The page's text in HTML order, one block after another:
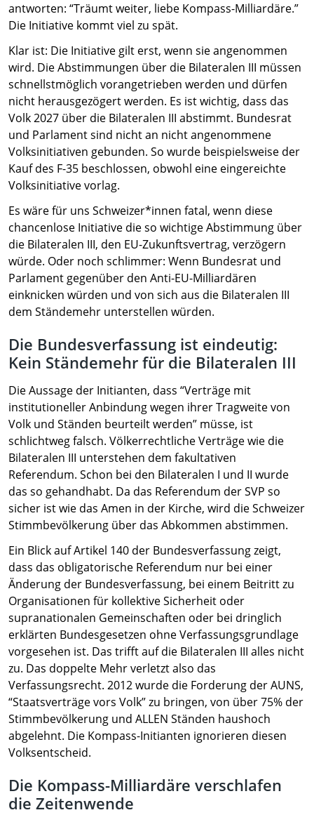
antworten: “Träumt weiter, liebe Kompass-Milliardäre.”
Die Initiative kommt viel zu spät.
Klar ist: Die Initiative gilt erst, wenn sie angenommen
wird. Die Abstimmungen über die Bilateralen III müssen
schnellstmöglich vorangetrieben werden und dürfen
nicht herausgezögert werden. Es ist wichtig, dass das
Volk 2027 über die Bilateralen III abstimmt. Bundesrat
und Parlament sind nicht an nicht angenommene
Volksinitiativen gebunden. So wurde beispielsweise der
Kauf des F-35 beschlossen, obwohl eine eingereichte
Volksinitiative vorlag.
Es wäre für uns Schweizer*innen fatal, wenn diese
chancenlose Initiative die so wichtige Abstimmung über
die Bilateralen III, den EU-Zukunftsvertrag, verzögern
würde. Oder noch schlimmer: Wenn Bundesrat und
Parlament gegenüber den Anti-EU-Milliardären
einknicken würden und von sich aus die Bilateralen III
dem Ständemehr unterstellen würden.
Die Bundesverfassung ist eindeutig:
Kein Ständemehr für die Bilateralen III
Die Aussage der Initianten, dass “Verträge mit
institutioneller Anbindung wegen ihrer Tragweite von
Volk und Ständen beurteilt werden” müsse, ist
schlichtweg falsch. Völkerrechtliche Verträge wie die
Bilateralen III unterstehen dem fakultativen
Referendum. Schon bei den Bilateralen I und II wurde
das so gehandhabt. Da das Referendum der SVP so
sicher ist wie das Amen in der Kirche, wird die Schweizer
Stimmbevölkerung über das Abkommen abstimmen.
Ein Blick auf Artikel 140 der Bundesverfassung zeigt,
dass das obligatorische Referendum nur bei einer
Änderung der Bundesverfassung, bei einem Beitritt zu
Organisationen für kollektive Sicherheit oder
supranationalen Gemeinschaften oder bei dringlich
erklärten Bundesgesetzen ohne Verfassungsgrundlage
vorgesehen ist. Das trifft auf die Bilateralen III alles nicht
zu. Das doppelte Mehr verletzt also das
Verfassungsrecht. 2012 wurde die Forderung der AUNS,
“Staatsverträge vors Volk” zu bringen, von über 75% der
Stimmbevölkerung und ALLEN Ständen haushoch
abgelehnt. Die Kompass-Initianten ignorieren diesen
Volksentscheid.
Die Kompass-Milliardäre verschlafen
die Zeitenwende